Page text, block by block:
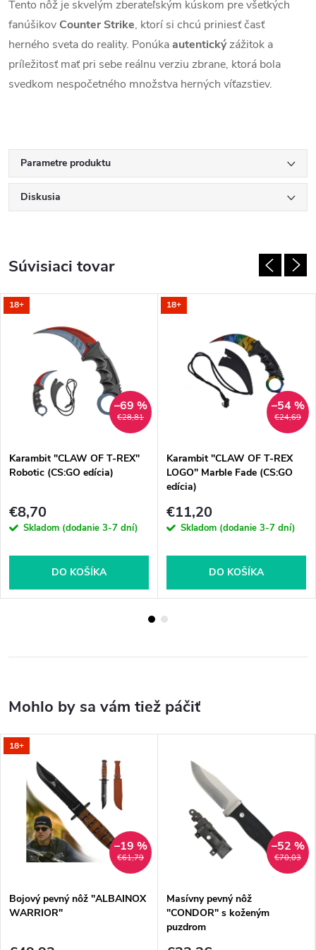
Tento nôž je skvelým zberateľským kúskom pre všetkých
fanúšikov Counter Strike, ktorí si chcú priniesť časť
herného sveta do reality. Ponúkaautentickýzážitok a
príležitosť mať pri sebe reálnu verziu zbrane, ktorá bola
svedkom nespočetného množstva herných víťazstiev.
Parametre produktu
Diskusia
Súvisiaci tovar
18+
€28,81
–69 %
Karambit "CLAW OF T-REX"
Robotic (CS:GO edícia)
€8,70
Skladom (dodanie 3-7 dní)
DO KOŠÍKA
18+
€24,69
–54 %
Karambit "CLAW OF T-REX
LOGO" Marble Fade (CS:GO
edícia)
€11,20
Skladom (dodanie 3-7 dní)
DO KOŠÍKA
18+
€61,79
–19 %
Bojový pevný nôž "ALBAINOX
WARRIOR"
€70,03
–52 %
Masívny pevný nôž
"CONDOR" s koženým
puzdrom